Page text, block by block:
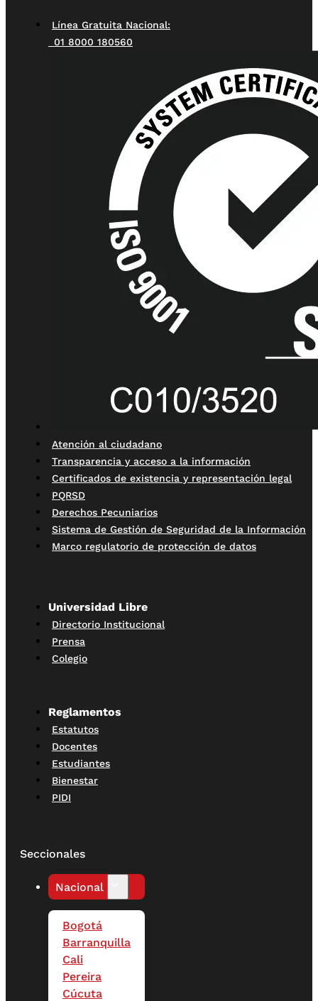
Línea Gratuita Nacional:
01 8000 180560
Atención al ciudadano
Transparencia y acceso a la información
Certificados de existencia y representación legal
PQRSD
Derechos Pecuniarios
Sistema de Gestión de Seguridad de la Información
Marco regulatorio de protección de datos
Universidad Libre
Directorio Institucional
Prensa
Colegio
Reglamentos
Estatutos
Docentes
Estudiantes
Bienestar
PIDI
Seccionales
Nacional
Bogotá
Barranquilla
Cali
Pereira
Cúcuta